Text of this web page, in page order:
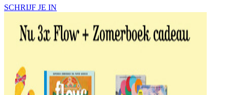
SCHRIJF JE IN